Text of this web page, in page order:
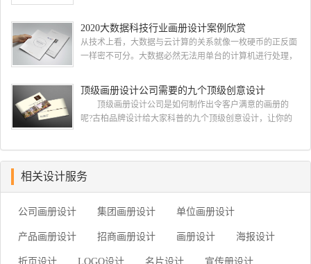
循哪些原则? 简洁画册设计公司 如何选择简洁画册
设计公司 一、看公司背景 互联网上存在许多可以查
询企业注册资本与经营状况的企业安全软件，客户们在招标
2020大数据科技行业画册设计案例欣赏
从技术上看，大数据与云计算的关系就像一枚硬币的正反面
一样密不可分。大数据必然无法用单台的计算机进行处理，
数据挖掘。但它必须依托云计算的分布式处理、分布式数据
库和云存储、虚拟化技术。最近古柏就接到一项关于大数据
科技行业画册设计项目，下面我们一起开分析下由古柏小编
顶级画册设计公司需要的九个顶级创意设计
顶级画册设计公司是如何制作出令客户满意的画册的
呢?古柏品牌设计给大家科普的九个顶级创意设计，让你的
开始之前了解你的目的 当您在考虑如何设计宣传册时，
首先要问客户为什么认为他们需要一本宣传册。然后让他们
相关设计服务
公司画册设计 集团画册设计 单位画册设计
产品画册设计 招商画册设计 画册设计 海报设计
折页设计 LOGO设计 名片设计 宣传册设计